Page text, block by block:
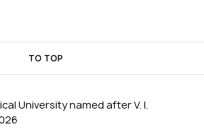
TO TOP
University named after V. I.